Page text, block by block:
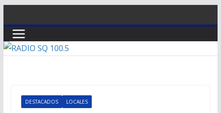
al
contenido
DESTACADOS LOCALES